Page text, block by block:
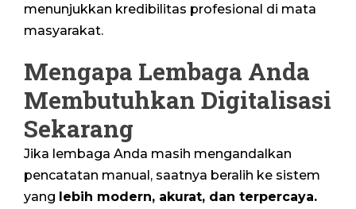
menunjukkan kredibilitas profesional di mata
masyarakat.
Mengapa Lembaga Anda
Membutuhkan Digitalisasi
Sekarang
Jika lembaga Anda masih mengandalkan
pencatatan manual, saatnya beralih ke sistem
yang lebih modern, akurat, dan terpercaya.